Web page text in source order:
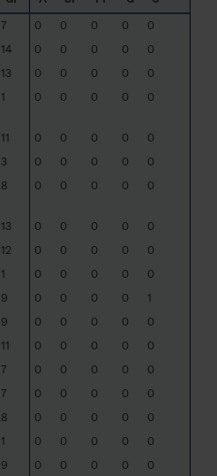
7 0 0 0 0
0
14 0 0 0 0
0
13 0 0 0 0
0
1 0 0 0 0 0
11 0 0 0 0
0
3 0 0 0 0
0
8 0 0 0 0 0
13 0 0 0 0
0
12 0 0 0 0
0
1 0 0 0 0
0
9 0 0 0 0
1
9 0 0 0 0
0
11 0 0 0 0
0
7 0 0 0 0
0
7 0 0 0 0
0
8 0 0 0 0
0
1 0 0 0 0
0
9 0 0 0 0
0